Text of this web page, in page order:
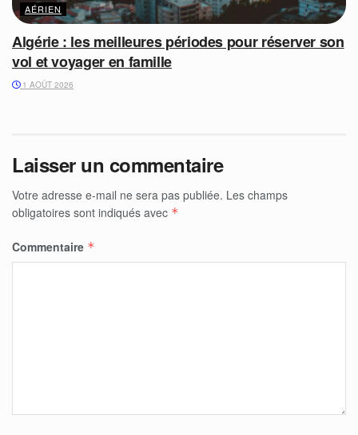
AÉRIEN
Algérie : les meilleures périodes pour réserver son
vol et voyager en famille
1 AOÛT 2026
Laisser un commentaire
Votre adresse e-mail ne sera pas publiée. Les champs
obligatoires sont indiqués avec *
Commentaire *